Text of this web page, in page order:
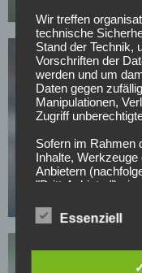
BUNDESLIGA
Yan Diomande
Klub will er spielen
Wir treffen
technische
Stand der Technik,
Vorschriften der
werden und um
Daten gegen
Manipulationen,
Zugriff
Sofern im Rahmen
Inhalte,
Anbietern
"Dritt-Anbieter")
dass ein
Anbieter stattfindet.
gesetzlichen
oder spezieller
Essenziell